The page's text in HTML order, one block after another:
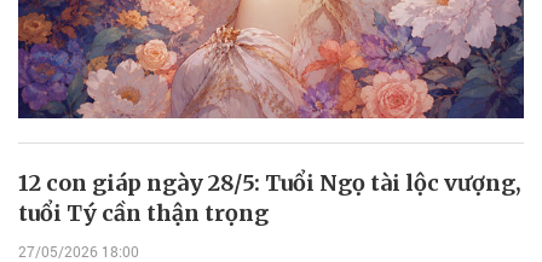
12 con giáp ngày 28/5: Tuổi Ngọ tài lộc vượng,
tuổi Tý cần thận trọng
27/05/2026 18:00